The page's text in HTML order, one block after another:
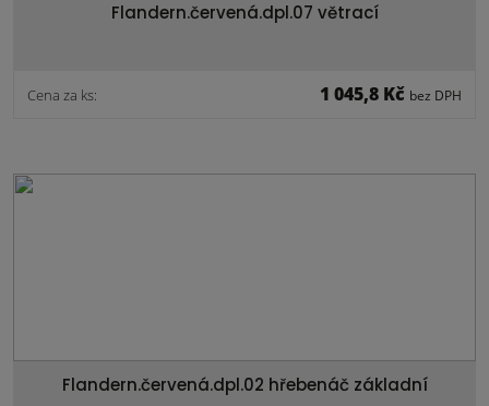
Flandern.červená.dpl.07 větrací
Cena za ks: 1 045,8 Kč bez DPH
Flandern.červená.dpl.02 hřebenáč základní